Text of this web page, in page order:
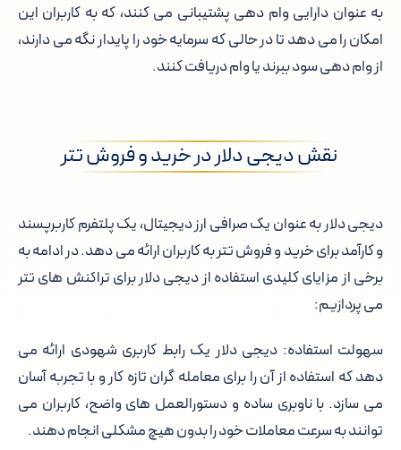
به عنوان دارایی وام دهی پشتیبانی می کنند، که به کاربران این
امکان را می دهد تا در حالی که سرمایه خود را پایدار نگه می دارند،
از وام دهی سود ببرند یا وام دریافت کنند.
نقش دیجی دلار در خرید و فروش تتر
دیجی دلار به عنوان یک صرافی ارز دیجیتال، یک پلتفرم کاربرپسند
و کارآمد برای خرید و فروش تتر به کاربران ارائه می دهد. در ادامه به
برخی از مزایای کلیدی استفاده از دیجی دلار برای تراکنش های تتر
می پردازیم:
سهولت استفاده: دیجی دلار یک رابط کاربری شهودی ارائه می
دهد که استفاده از آن را برای معامله گران تازه کار و با تجربه آسان
می سازد. با ناوبری ساده و دستورالعمل های واضح، کاربران می
توانند به سرعت معاملات خود را بدون هیچ مشکلی انجام دهند.